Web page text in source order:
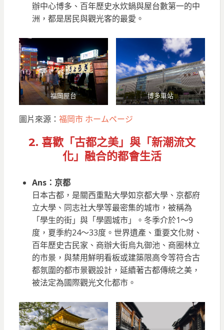
辦中心博多、百年歷史水炊鍋與屋台數第一的中
洲，都是居民與觀光客的最愛。
福岡屋台 博多車站
圖片來源： 福岡市 ホームページ
2. 喜歡「古都之美」與「新潮流文
化」融合的都會生活
Ans：京都
日本古都，是關西重點大學如京都大學、京都府
立大學、同志社大學等最密集的城市，被稱為
「學生的街」與「學園城市」。冬季介於1～9
度，夏季約24～33度。世界遺產、重要文化財、
百年歷史古民家、商辦大街烏丸御池、商圈林立
的市景，與禁用鮮明看板或建築限高令等符合古
都氛圍的都市景觀設計，延續著古都傳統之美，
被法定為國際觀光文化都市。